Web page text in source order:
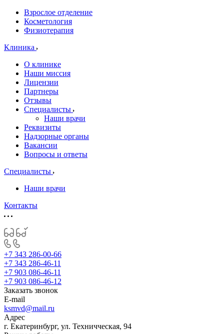
Взрослое отделение
Косметология
Физиотерапия
Клиника
О клинике
Наши миссия
Лицензии
Партнеры
Отзывы
Специалисты
Наши врачи
Реквизиты
Надзорные органы
Вакансии
Вопросы и ответы
Специалисты
Наши врачи
Контакты
+7 343 286-00-66
+7 343 286-46-11
+7 903 086-46-11
+7 903 086-46-12
Заказать звонок
E-mail
ksmvd@mail.ru
Адрес
г. Екатеринбург, ул. Техничческая, 94